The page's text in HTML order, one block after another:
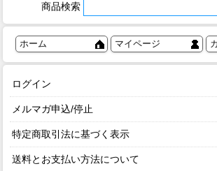
商品検索
ホーム マイページ
ログイン
メルマガ申込/停止
特定商取引法に基づく表示
送料とお支払い方法について